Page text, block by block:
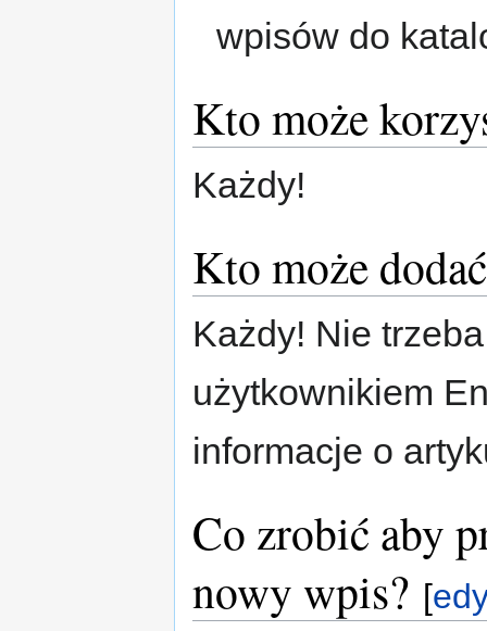
wpisów do
Kto może
Każdy!
Kto może
Każdy! Nie
użytkownikiem
informacje o
Co zrobić aby
nowy wpis? [